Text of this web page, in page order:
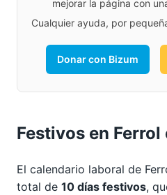
mejorar la página con
Cualquier ayuda, por
Donar con Bizum
Festivos en
El calendario laboral de
total de 10 días festivos,